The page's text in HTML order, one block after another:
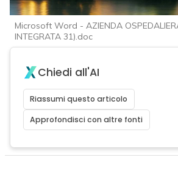
Microsoft Word - AZIENDA
INTEGRATA 31).doc
Chiedi all'AI
Riassumi questo articolo
Approfondisci con altre fonti